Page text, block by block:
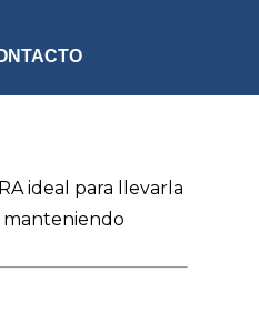
ideal para llevarla
manteniendo